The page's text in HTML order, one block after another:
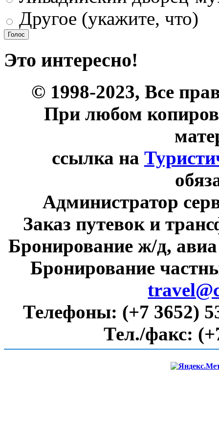
Другое (укажите, что)
Это интересно!
© 1998-2023, Все
При любом
ссылка на
Администратор
Заказ путевок и
Бронирование ж/д,
Бронирование
Телефоны: (+7 3652)
Тел./факс: